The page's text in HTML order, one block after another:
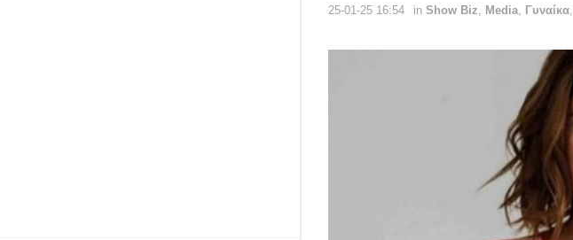
25-01-25 16:54 in Show Biz, Media, Γυναίκα,